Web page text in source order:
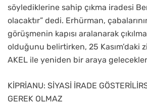
söylediklerine sahip çıkma iradesi
olacaktır” dedi. Erhürman,
görüşmenin kapısı aralanarak
olduğunu belirtirken, 25 Kasım’daki
AKEL ile yeniden bir araya
KİPRİANU: SİYASİ İRADE
GEREK OLMAZ